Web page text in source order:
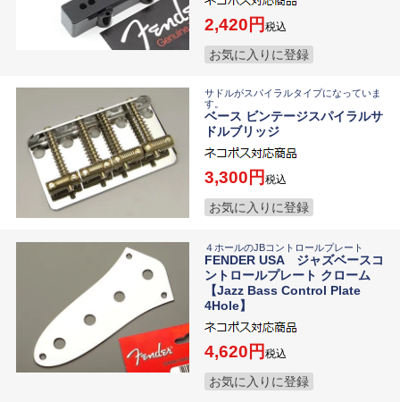
2,420 税込
お気に入りに登録
サドルがスパイラルタイプになっていま
す。
ベース ビンテージスパイラルサ
ドルブリッジ
3,300 税込
お気に入りに登録
４ホールのJBコントロールプレート
FENDER USA ジャズベースコ
ントロールプレート クローム
【Jazz Bass Control Plate
4Hole】
4,620 税込
お気に入りに登録